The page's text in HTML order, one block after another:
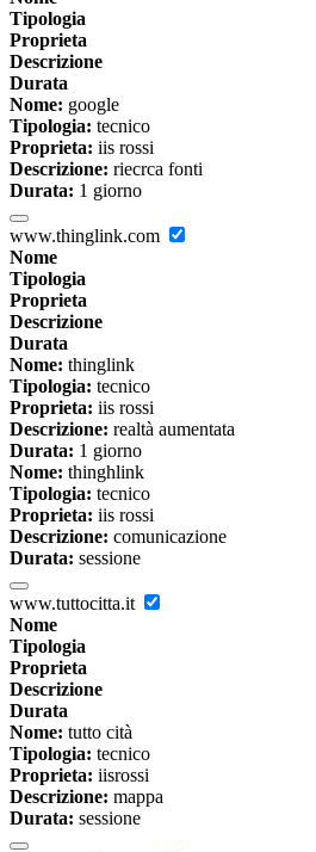
Tipologia
Proprieta
Descrizione
Durata
Nome: google
Tipologia: tecnico
Proprieta: iis rossi
Descrizione: riecrca fonti
Durata: 1 giorno
www.thinglink.com
Nome
Tipologia
Proprieta
Descrizione
Durata
Nome: thinglink
Tipologia: tecnico
Proprieta: iis rossi
Descrizione: realtà aumentata
Durata: 1 giorno
Nome: thinghlink
Tipologia: tecnico
Proprieta: iis rossi
Descrizione: comunicazione
Durata: sessione
www.tuttocitta.it
Nome
Tipologia
Proprieta
Descrizione
Durata
Nome: tutto cità
Tipologia: tecnico
Proprieta: iisrossi
Descrizione: mappa
Durata: sessione